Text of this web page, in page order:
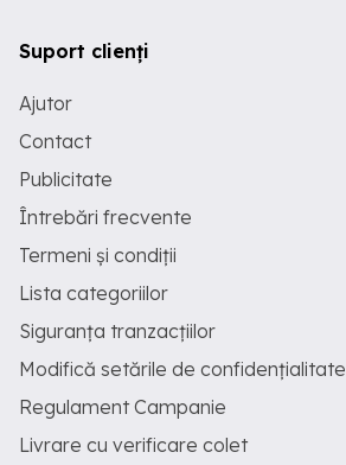
Suport clienți
Ajutor
Contact
Publicitate
Întrebări frecvente
Termeni și condiții
Lista categoriilor
Siguranța tranzacțiilor
Modifică setările de confidențialitate
Regulament Campanie
Livrare cu verificare colet